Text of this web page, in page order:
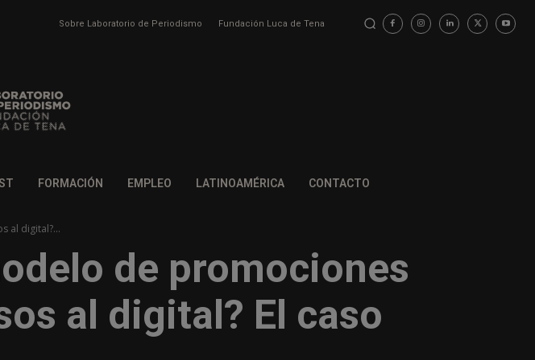
Sobre Laboratorio de Periodismo Fundación Luca de Tena
FORMACIÓN EMPLEO LATINOAMÉRICA CONTACTO
al digital?...
de promociones
al digital? El caso